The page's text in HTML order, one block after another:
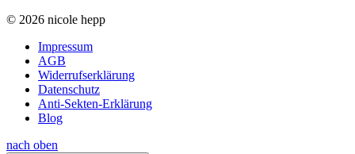
© 2026 nicole hepp
Impressum
AGB
Widerrufserklärung
Datenschutz
Anti-Sekten-Erklärung
Blog
nach oben